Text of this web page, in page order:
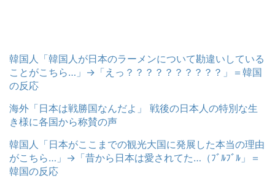
韓国人「韓国人が日本のラーメンについて勘違いしている
ことがこちら…」→「えっ？？？？？？？？？？」＝韓国
の反応
海外「日本は戦勝国なんだよ」 戦後の日本人の特別な生
き様に各国から称賛の声
韓国人「日本がここまでの観光大国に発展した本当の理由
がこちら…」→「昔から日本は愛されてた…（ﾌﾞﾙﾌﾞﾙ」＝
韓国の反応